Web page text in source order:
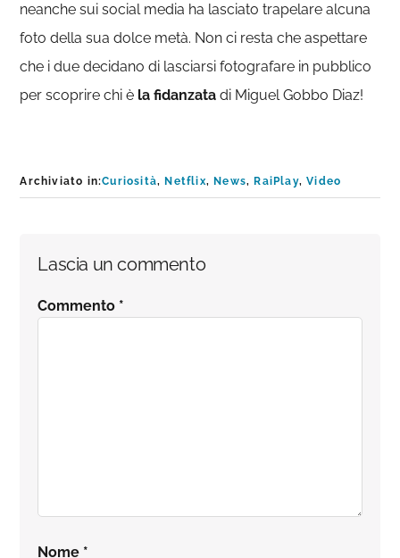
neanche sui social media ha lasciato trapelare alcuna
foto della sua dolce metà. Non ci resta che aspettare
che i due decidano di lasciarsi fotografare in pubblico
per scoprire chi è la fidanzata di Miguel Gobbo Diaz!
Archiviato in:Curiosità, Netflix, News, RaiPlay,Video
Interazioni
del
Lascia un commento
Commento *
Nome *